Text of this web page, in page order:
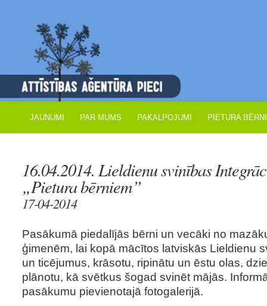
JAUNUMI PAR MUMS PAKALPOJUMI PIETURA
16.04.2014. Lieldienu svinības
„Pietura bērniem”
17-04-2014
Pasākumā piedalījās bērni un vecāki no
ģimenēm, lai kopā mācītos latviskās Lieldienu
un ticējumus, krāsotu, ripinātu un ēstu olas,
plānotu, kā svētkus šogad svinēt mājās.
pasākumu pievienotajā fotogalerijā.